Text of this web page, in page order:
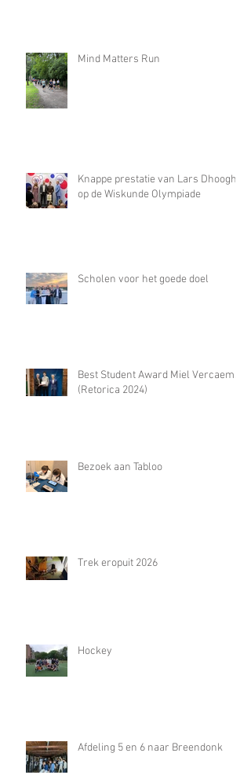
Mind Matters Run
Knappe prestatie van Lars Dhooghe
op de Wiskunde Olympiade
Scholen voor het goede doel
Best Student Award Miel Vercaemst
(Retorica 2024)
Bezoek aan Tabloo
Trek eropuit 2026
Hockey
Afdeling 5 en 6 naar Breendonk